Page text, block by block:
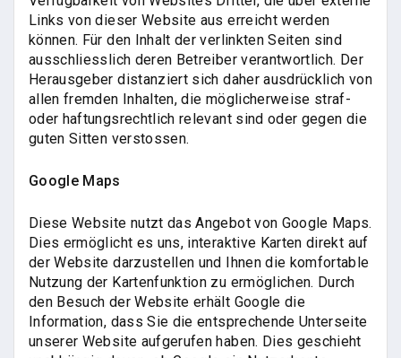
Links von dieser Website aus erreicht werden
können. Für den Inhalt der verlinkten Seiten sind
ausschliesslich deren Betreiber verantwortlich. Der
Herausgeber distanziert sich daher ausdrücklich von
allen fremden Inhalten, die möglicherweise straf-
oder haftungsrechtlich relevant sind oder gegen die
guten Sitten verstossen.
Google Maps
Diese Website nutzt das Angebot von Google Maps.
Dies ermöglicht es uns, interaktive Karten direkt auf
der Website darzustellen und Ihnen die komfortable
Nutzung der Kartenfunktion zu ermöglichen. Durch
den Besuch der Website erhält Google die
Information, dass Sie die entsprechende Unterseite
unserer Website aufgerufen haben. Dies geschieht